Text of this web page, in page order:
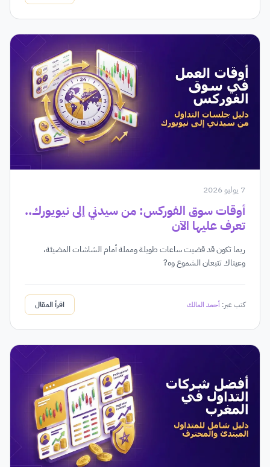
7 يوليو 2026
أوقات سوق الفوركس: من سيدني إلى نيويورك..
تعرف عليها الآن
ربما تكون قد قضيت ساعات طويلة ومملة أمام الشاشات المضيئة،
وعيناك تتبعان الشموع وه?
كتب عبر: أحمد المالك اقرأ المقال